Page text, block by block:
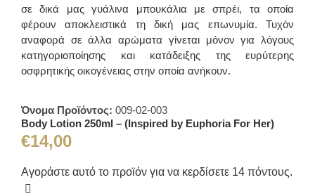
σε δικά μας γυάλινα μπουκάλια με σπρέι, τα οποία
φέρουν αποκλειστικά τη δική μας επωνυμία. Τυχόν
αναφορά σε άλλα αρώματα γίνεται μόνον για λόγους
κατηγοριοποίησης και κατάδειξης της ευρύτερης
οσφρητικής οικογένειας στην οποία ανήκουν.
Όνομα Προϊόντος: 009-02-003
Body Lotion 250ml – (Inspired by Euphoria For Her)
€14,00
Αγοράστε αυτό το προϊόν για να κερδίσετε 14 πόντους.